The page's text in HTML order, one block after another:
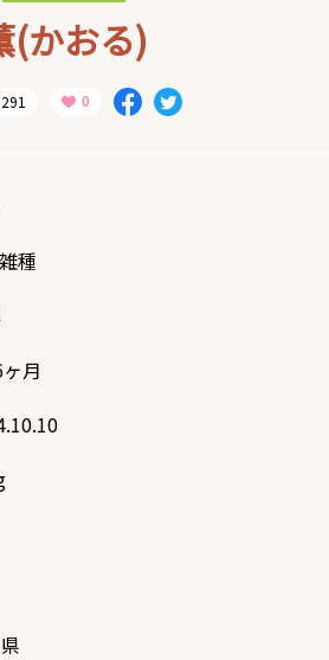
(かおる)
雑種
月